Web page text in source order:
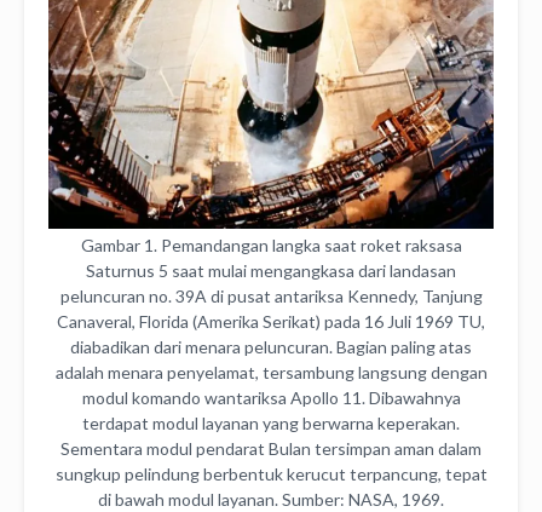
Gambar 1. Pemandangan langka saat roket raksasa
Saturnus 5 saat mulai mengangkasa dari landasan
peluncuran no. 39A di pusat antariksa Kennedy, Tanjung
Canaveral, Florida (Amerika Serikat) pada 16 Juli 1969 TU,
diabadikan dari menara peluncuran. Bagian paling atas
adalah menara penyelamat, tersambung langsung dengan
modul komando wantariksa Apollo 11. Dibawahnya
terdapat modul layanan yang berwarna keperakan.
Sementara modul pendarat Bulan tersimpan aman dalam
sungkup pelindung berbentuk kerucut terpancung, tepat
di bawah modul layanan. Sumber: NASA, 1969.